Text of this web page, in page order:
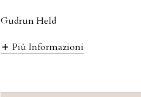
Gudrun Held
Più Informazioni